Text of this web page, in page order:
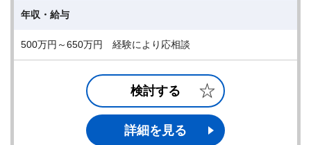
年収・給与
500万円～650万円 経験により応相談
検討する
詳細を見る